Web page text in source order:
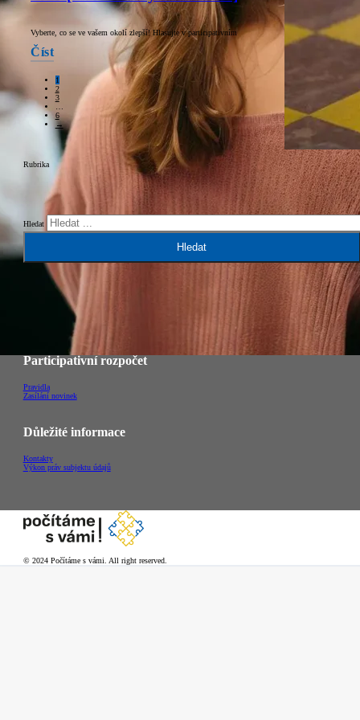
Vyberte, co se ve vašem okolí zlepší! Hlasujte v participativním
Číst
1
2
3
…
6
→
Rubrika
Hledat
Hledat
Participativní rozpočet
Pravidla
Zasílání novinek
Důležité informace
Kontakty
Výkon práv subjektu údajů
© 2024 Počítáme s vámi. All right reserved.